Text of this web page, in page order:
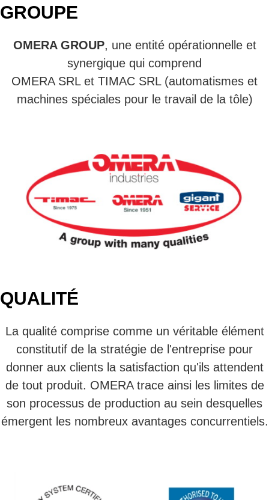
GROUPE
OMERA GROUP, une entité opérationnelle et
synergique qui comprend
OMERA SRL et TIMAC SRL (automatismes et
machines spéciales pour le travail de la tôle)
QUALITÉ
La qualité comprise comme un véritable élément
constitutif de la stratégie de l'entreprise pour
donner aux clients la satisfaction qu'ils attendent
de tout produit. OMERA trace ainsi les limites de
son processus de production au sein desquelles
émergent les nombreux avantages concurrentiels.